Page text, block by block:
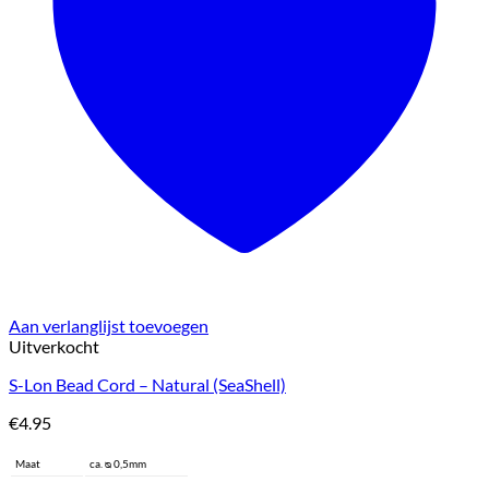
Aan verlanglijst toevoegen
Uitverkocht
S-Lon Bead Cord – Natural (SeaShell)
€4.95
Maat
ca. ᴓ 0,5mm